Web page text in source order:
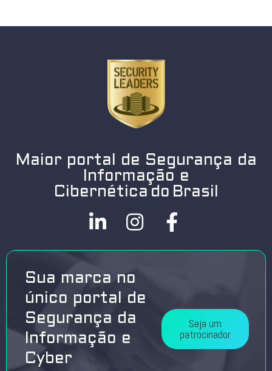
Maior portal de Segurança da
Informação e
Cibernética do Brasil
Sua marca no
único portal de
Segurança da
Informação e
Cyber
Seja um
patrocinador